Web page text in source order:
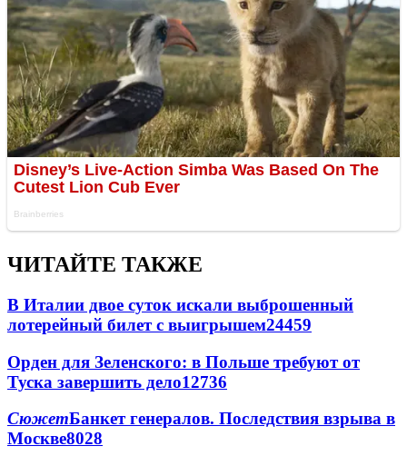
ЧИТАЙТЕ ТАКЖЕ
В Италии двое суток искали выброшенный
лотерейный билет с выигрышем24459
Орден для Зеленского: в Польше требуют от
Туска завершить дело12736
СюжетБанкет генералов. Последствия взрыва в
Москве8028